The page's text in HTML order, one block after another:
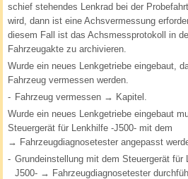
schief stehendes Lenkrad bei der
wird, dann ist eine Achsvermessung
diesem Fall ist das Achsmessprotokoll in
Fahrzeugakte zu archivieren.
Wurde ein neues Lenkgetriebe eingebaut,
Fahrzeug vermessen werden.
- Fahrzeug vermessen → Kapitel.
Wurde ein neues Lenkgetriebe eingebaut
Steuergerät für Lenkhilfe -J500- mit dem
→ Fahrzeugdiagnosetester angepasst
- Grundeinstellung mit dem Steuergerät für
J500- → Fahrzeugdiagnosetester